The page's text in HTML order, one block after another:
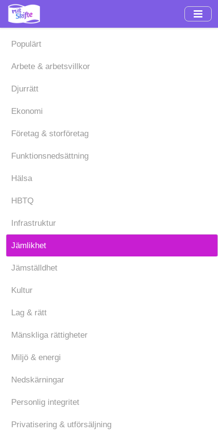
Hoppa
huvudinnehåll
Populärt
Arbete & arbetsvillkor
Djurrätt
Ekonomi
Företag & storföretag
Funktionsnedsättning
Hälsa
HBTQ
Infrastruktur
Jämlikhet
Jämställdhet
Kultur
Lag & rätt
Mänskliga rättigheter
Miljö & energi
Nedskärningar
Personlig integritet
Privatisering & utförsäljning